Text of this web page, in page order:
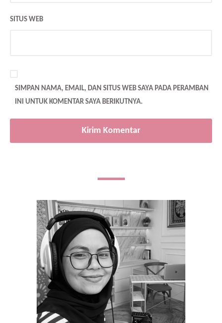
SITUS WEB
SIMPAN NAMA, EMAIL, DAN SITUS WEB SAYA PADA PERAMBAN
INI UNTUK KOMENTAR SAYA BERIKUTNYA.